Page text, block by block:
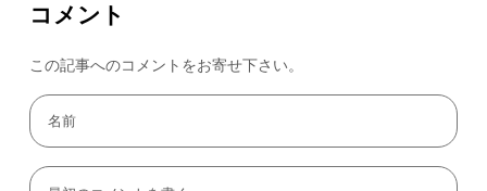
コメント
この記事へのコメントをお寄せ下さい。